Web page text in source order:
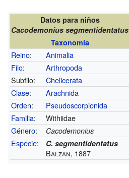
Datos para niños
Cacodemonius segmentidentatus
Taxonomía
Reino:
Animalia
Filo:
Arthropoda
Subfilo:
Chelicerata
Clase:
Arachnida
Orden:
Pseudoscorpionida
Familia:
Withiidae
Género: Cacodemonius
Especie: C. segmentidentatus
Balzan, 1887